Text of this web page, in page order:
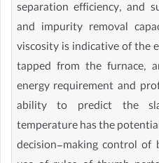
separation efficiency, and
and impurity removal
viscosity is indicative of the
tapped from the furnace,
energy requirement and
ability to predict the
temperature has the
decision-making control of